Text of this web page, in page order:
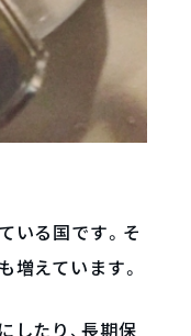
いる国です。そ
えています。
したり、長期保